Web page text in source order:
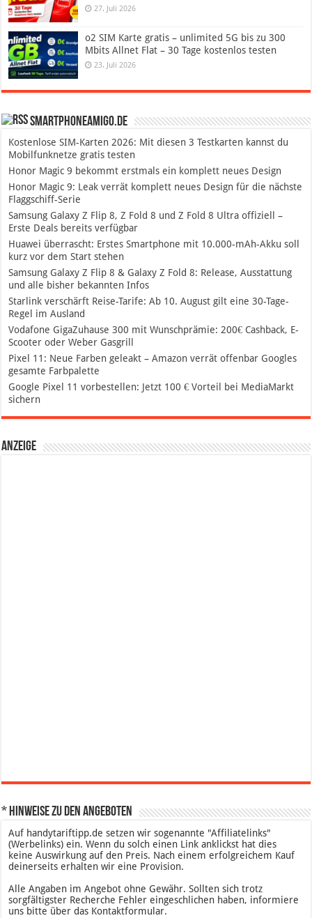
27. Juli 2026
o2 SIM Karte gratis – unlimited 5G bis zu 300
Mbits Allnet Flat – 30 Tage kostenlos testen
23. Juli 2026
SmartphoneAmigo.de
Kostenlose SIM-Karten 2026: Mit diesen 3 Testkarten kannst du
Mobilfunknetze gratis testen
Honor Magic 9 bekommt erstmals ein komplett neues Design
Honor Magic 9: Leak verrät komplett neues Design für die nächste
Flaggschiff-Serie
Samsung Galaxy Z Flip 8, Z Fold 8 und Z Fold 8 Ultra offiziell –
Erste Deals bereits verfügbar
Huawei überrascht: Erstes Smartphone mit 10.000-mAh-Akku soll
kurz vor dem Start stehen
Samsung Galaxy Z Flip 8 & Galaxy Z Fold 8: Release, Ausstattung
und alle bisher bekannten Infos
Starlink verschärft Reise-Tarife: Ab 10. August gilt eine 30-Tage-
Regel im Ausland
Vodafone GigaZuhause 300 mit Wunschprämie: 200€ Cashback, E-
Scooter oder Weber Gasgrill
Pixel 11: Neue Farben geleakt – Amazon verrät offenbar Googles
gesamte Farbpalette
Google Pixel 11 vorbestellen: Jetzt 100 € Vorteil bei MediaMarkt
sichern
Anzeige
* Hinweise zu den Angeboten
Auf handytariftipp.de setzen wir sogenannte "Affiliatelinks"
(Werbelinks) ein. Wenn du solch einen Link anklickst hat dies
keine Auswirkung auf den Preis. Nach einem erfolgreichem Kauf
deinerseits erhalten wir eine Provision.
Alle Angaben im Angebot ohne Gewähr. Sollten sich trotz
sorgfältigster Recherche Fehler eingeschlichen haben, informiere
uns bitte über das Kontaktformular.